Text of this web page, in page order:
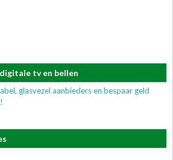
tv en bellen
glasvezel aanbieders en bespaar geld